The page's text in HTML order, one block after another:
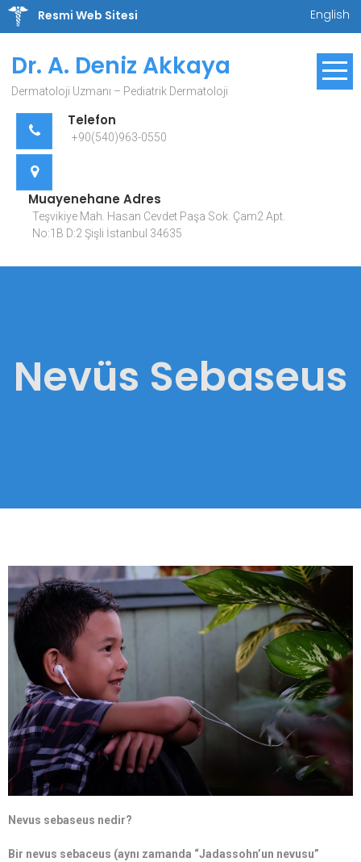
Skip
Resmi Web Sitesi English
Dr. A. Deniz Akkaya
Dermatoloji Uzmanı – Pediatrik Dermatoloji
Telefon
+90(540)963-0550
Muayenehane Adres
Teşvikiye Mah. Hasan Cevdet Paşa Sok. Çam2 Apt.
No:1B D:2 Şişli İstanbul 34635
Nevüs Sebaseus
Nevus sebaseus nedir?
Bir nevus sebaceus (aynı zamanda “Jadassohn’un nevusu”